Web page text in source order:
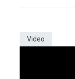
Video